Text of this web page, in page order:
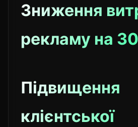
Зниження
рекламу на
Підвищення
клієнтської